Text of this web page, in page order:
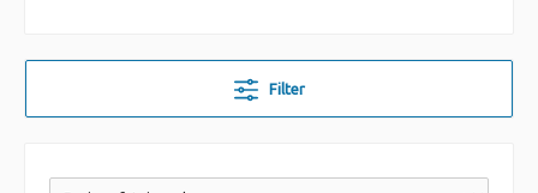
Filter